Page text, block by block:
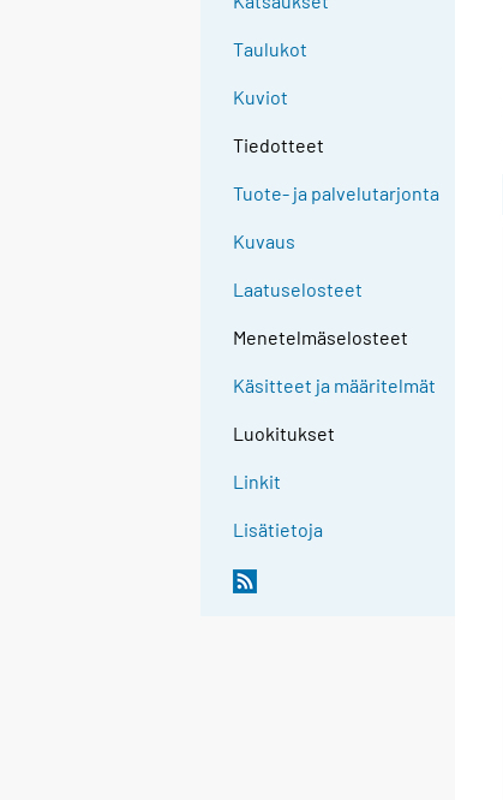
Taulukot
Kuviot
Tiedotteet
Tuote- ja palvelutarjonta
Kuvaus
Laatuselosteet
Menetelmäselosteet
Käsitteet ja määritelmät
Luokitukset
Linkit
Lisätietoja